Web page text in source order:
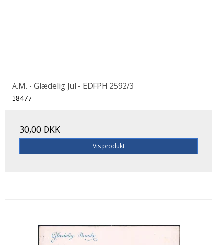
A.M. - Glædelig Jul - EDFPH 2592/3
38477
30,00 DKK
Vis produkt